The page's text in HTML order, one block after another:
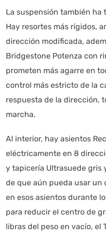
La suspensión también ha
Hay resortes más rígidos,
dirección modificada,
Bridgestone Potenza con
prometen más agarre en
control más estricto de la
respuesta de la dirección,
marcha.
Al interior, hay asientos
eléctricamente en 8
y tapicería Ultrasuede gris
de que aún pueda usar un
en esos asientos durante
para reducir el centro de
libras del peso en vacío, el